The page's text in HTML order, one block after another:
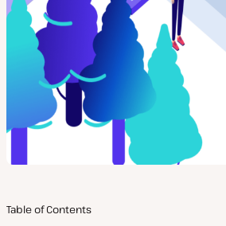
Table of Contents